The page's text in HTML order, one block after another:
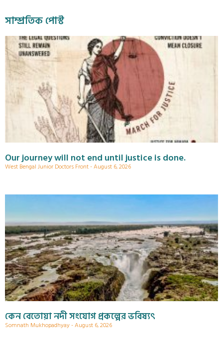
সাম্প্রতিক পোস্ট
Our journey will not end until justice is done.
West Bengal Junior Doctors Front August 6, 2026
কেন বেতোয়া নদী সংযোগ প্রকল্পের ভবিষ্যৎ
Somnath Mukhopadhyay August 6, 2026